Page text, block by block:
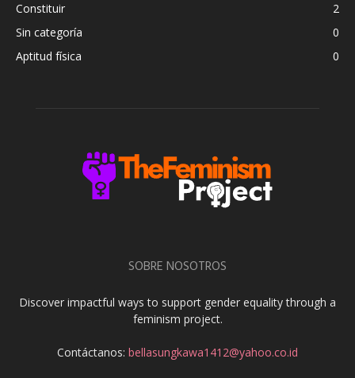
Constituir
2
Sin categoría
0
Aptitud física
0
SOBRE NOSOTROS
Discover impactful ways to support gender equality through a
feminism project.
Contáctanos: bellasungkawa1412@yahoo.co.id